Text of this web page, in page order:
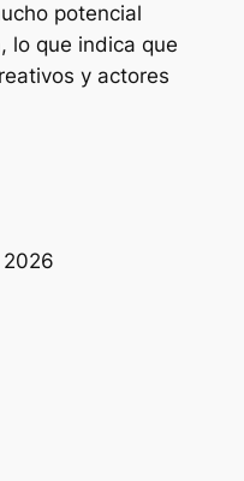
potencial
lo que indica que
y actores